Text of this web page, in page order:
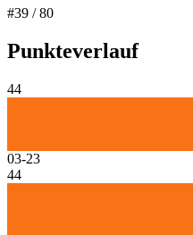
#39 /80
Punkteverlauf
44
03-23
44